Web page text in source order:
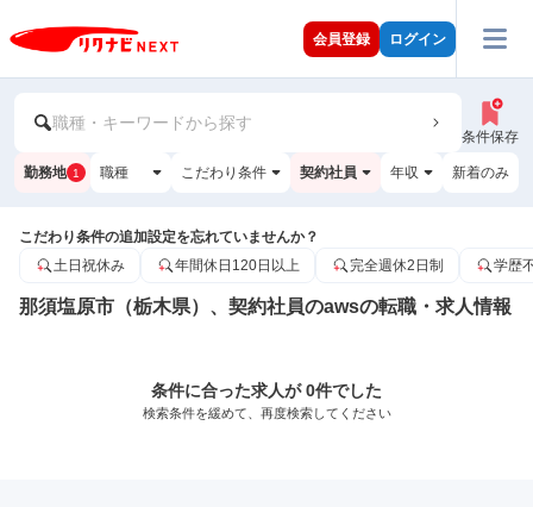
会員登録 ログイン
職種・キーワードから探す
条件保存
勤務地 1 職種 こだわり条件 契約社員 年収 新着のみ
こだわり条件の追加設定を忘れていませんか？
土日祝休み
年間休日120日以上 完全週休2日制 学歴
那須塩原市（栃木県）、契約社員のawsの転職・求人情報
条件に合った求人が 0件でした
検索条件を緩めて、再度検索してください